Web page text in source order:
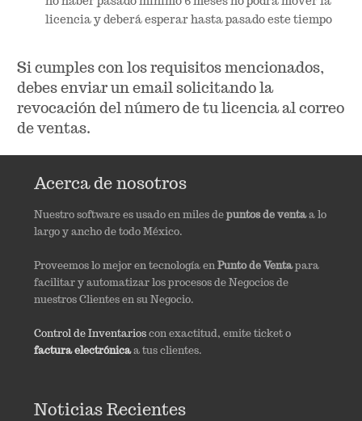
licencia y deberá esperar hasta pasado este tiempo
Si cumples con los requisitos mencionados,
debes enviar un email solicitando la
revocación del número de tu licencia al correo
de ventas.
Acerca de nosotros
Nuestro software es usado en miles depuntos de ventaa lo
largo y ancho de todo México.
Proveemos lo mejor en tecnología enPunto de Ventapara
facilitar y automatizar los procesos de Negocios de
nuestros Clientes en su Negocio.
Control de Inventarioscon exactitud, emite ticket o
factura electrónicaa tus clientes.
Noticias Recientes